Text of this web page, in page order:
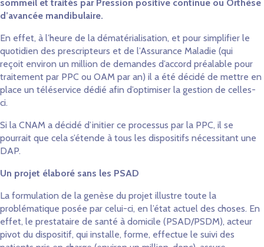
sommeil et traités par Pression positive continue ou Orthèse
d’avancée mandibulaire.
En effet, à l’heure de la dématérialisation, et pour simplifier le
quotidien des prescripteurs et de l’Assurance Maladie (qui
reçoit environ un million de demandes d’accord préalable pour
traitement par PPC ou OAM par an) il a été décidé de mettre en
place un téléservice dédié afin d’optimiser la gestion de celles-
ci.
Si la CNAM a décidé d’initier ce processus par la PPC, il se
pourrait que cela s’étende à tous les dispositifs nécessitant une
DAP.
Un projet élaboré sans les PSAD
La formulation de la genèse du projet illustre toute la
problématique posée par celui-ci, en l’état actuel des choses. En
effet, le prestataire de santé à domicile (PSAD/PSDM), acteur
pivot du dispositif, qui installe, forme, effectue le suivi des